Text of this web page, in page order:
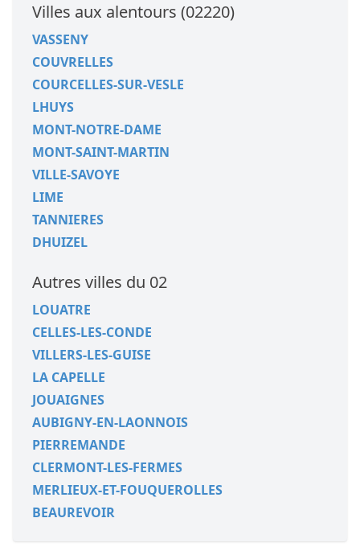
Villes aux alentours (02220)
VASSENY
COUVRELLES
COURCELLES-SUR-VESLE
LHUYS
MONT-NOTRE-DAME
MONT-SAINT-MARTIN
VILLE-SAVOYE
LIME
TANNIERES
DHUIZEL
Autres villes du 02
LOUATRE
CELLES-LES-CONDE
VILLERS-LES-GUISE
LA CAPELLE
JOUAIGNES
AUBIGNY-EN-LAONNOIS
PIERREMANDE
CLERMONT-LES-FERMES
MERLIEUX-ET-FOUQUEROLLES
BEAUREVOIR